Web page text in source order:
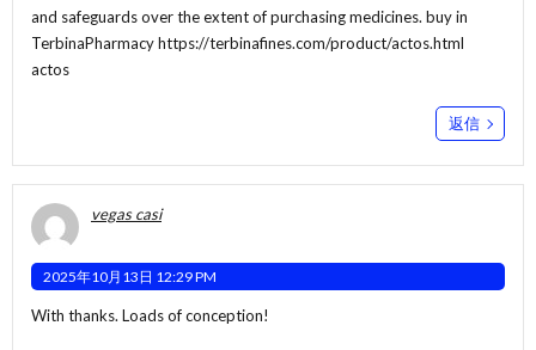
and safeguards over the extent of purchasing medicines. buy in
TerbinaPharmacyhttps://terbinafines.com/product/actos.html
actos
返信
vegas casi
2025年10月13日 12:29 PM
With thanks. Loads of conception!